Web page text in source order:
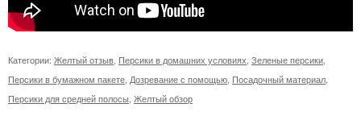
Категории: Желтый отзыв, Персики в домашних условиях, Зеленые персики,
Персики в бумажном пакете, Дозревание с помощью, Посадочный материал,
Персики для средней полосы, Желтый обзор